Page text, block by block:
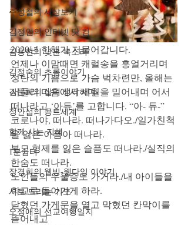
주성철의 세상보기
김정인의 인터넷 닷 컴
김용현의 낮은 목소리
김정숙의 초록이야기
김문희의 살며 생각하며
정안섭의 콩트세계
함께 사는 지혜
1분쉼터
장경희의 웰빙-웰다잉 이야기
시로 드리는 기도
오정애의 선교여행일지
2020년 한해가 저물어갑니다.
언제나 이맘때면 캐럴송을 흥얼거리며
성탄의 기쁨으로 가슴 벅차련만, 올해는
서둘러 마음에서 세월을 밀어내며 어서
떠나라고 ‘아듀’를 고합니다. “아- 듀-”
코로나야, 떠나라. 떠나가다오./일가친척
을 잃은 아픔아 떠나라.
부모 형제를 잃은 슬픔도 떠나라./실직의
한숨도 떠나라.
노인들의 우울증도 가거라./내 아이들을
학교로 돌아가게 하라.
닫혔던 가게문을 열고 막혔던 칸막이를
뜯어내고